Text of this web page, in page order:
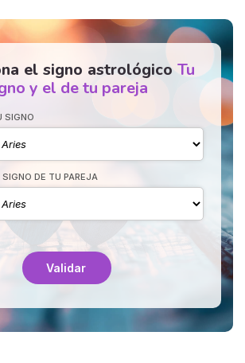
el signo astrológico Tu
y el de tu pareja
SIGNO
SIGNO DE TU PAREJA
Validar